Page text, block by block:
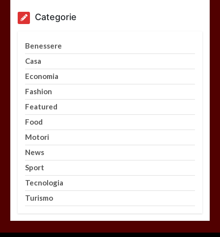
Categorie
Benessere
Casa
Economia
Fashion
Featured
Food
Motori
News
Sport
Tecnologia
Turismo